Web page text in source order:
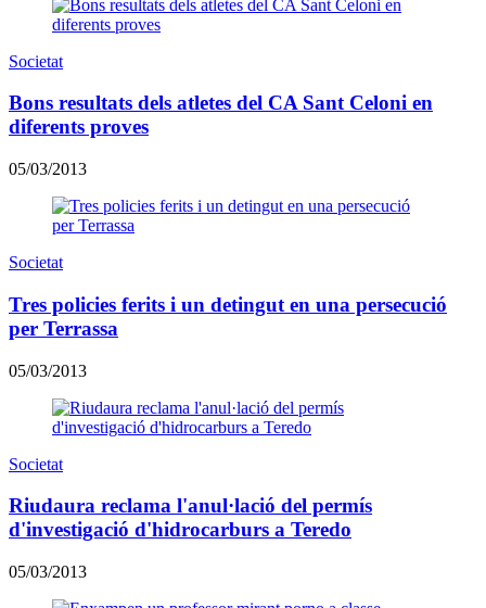
Societat
Bons resultats dels atletes del CA Sant Celoni en
diferents proves
05/03/2013
Societat
Tres policies ferits i un detingut en una persecució
per Terrassa
05/03/2013
Societat
Riudaura reclama l'anul·lació del permís
d'investigació d'hidrocarburs a Teredo
05/03/2013